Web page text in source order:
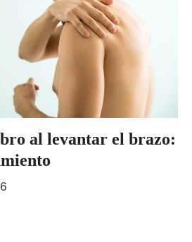
al levantar el brazo: